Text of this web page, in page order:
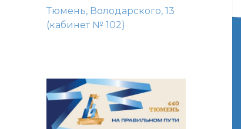
Тюмень, Володарского, 13
(кабинет № 102)